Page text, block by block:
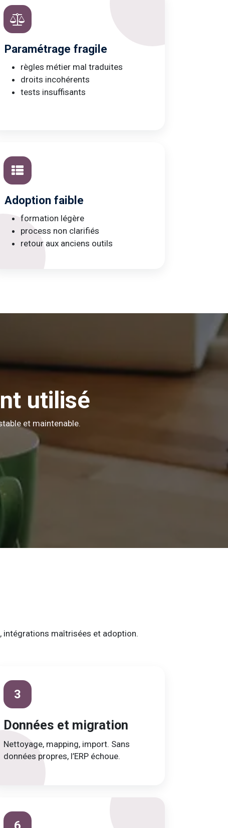
Paramétrage fragile
règles métier mal traduites
droits incohérents
tests insuffisants
Adoption faible
formation légère
process non clarifiés
retour aux anciens outils
utilisé
et maintenable.
intégrations maîtrisées et adoption.
3
Données et migration
Nettoyage, mapping, import. Sans
données propres, l’ERP échoue.